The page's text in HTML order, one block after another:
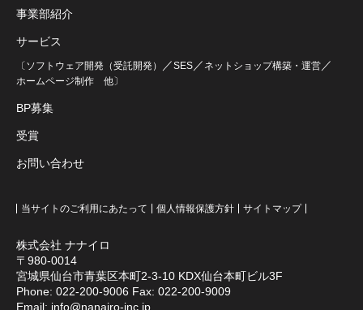
株式会社 ナナイロ
〒980-0014
宮城県仙台市青葉区本町2-3-10 KDX仙台本町ビル3F
Phone: 022-200-9006 Fax: 022-200-9009
Email: info@nanairo-inc.jp
事業部紹介
サービス
〔ソフトウェア開発（受託開発） ／SES ／ ネットショップ構築・運営 ／
ホームページ制作 他〕
BP募集
受賞
お問い合わせ
当サイトのご利用にあたって 個人情報保護方針 サイトマップ